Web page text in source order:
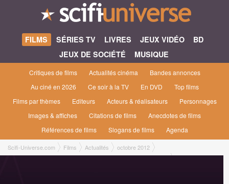
FILMS SÉRIES TV LIVRES JEUX VIDÉO
BD
JEUX DE SOCIÉTÉ
MUSIQUE
Critiques de films Actualités cinéma
Bandes annonces
Au ciné en 2026
Ce soir à la TV En DVD
Top films
Films par thèmes
Editeurs Acteurs & réalisateurs
Personnages
Images & affiches
Citations de films
Anecdotes de films
Références de films
Slogans de films Agenda
Scifi-Universe.com Films Actualités
octobre 2012
Un extrait de E.T. L'extra-Terrestre pour son 30ème Anniversaire